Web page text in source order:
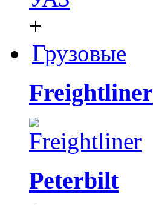
+
Грузовые
Freightliner
Peterbilt